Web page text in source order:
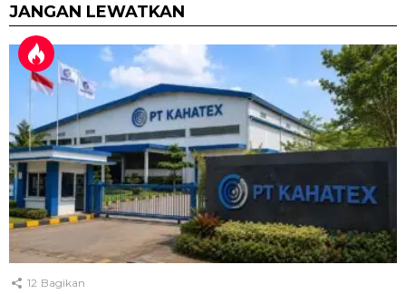
JANGAN LEWATKAN
12 Bagikan